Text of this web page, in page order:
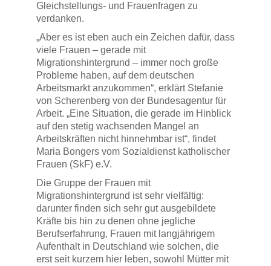
Gleichstellungs- und Frauenfragen zu
verdanken.
„Aber es ist eben auch ein Zeichen dafür, dass
viele Frauen – gerade mit
Migrationshintergrund – immer noch große
Probleme haben, auf dem deutschen
Arbeitsmarkt anzukommen“, erklärt Stefanie
von Scherenberg von der Bundesagentur für
Arbeit. „Eine Situation, die gerade im Hinblick
auf den stetig wachsenden Mangel an
Arbeitskräften nicht hinnehmbar ist“, findet
Maria Bongers vom Sozialdienst katholischer
Frauen (SkF) e.V.
Die Gruppe der Frauen mit
Migrationshintergrund ist sehr vielfältig:
darunter finden sich sehr gut ausgebildete
Kräfte bis hin zu denen ohne jegliche
Berufserfahrung, Frauen mit langjährigem
Aufenthalt in Deutschland wie solchen, die
erst seit kurzem hier leben, sowohl Mütter mit